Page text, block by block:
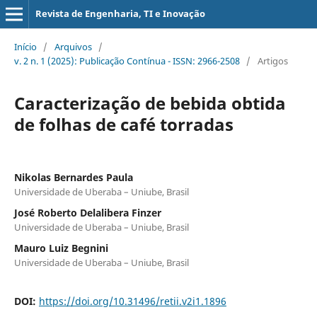
Revista de Engenharia, TI e Inovação
Início / Arquivos /
v. 2 n. 1 (2025): Publicação Contínua - ISSN: 2966-2508 / Artigos
Caracterização de bebida obtida
de folhas de café torradas
Nikolas Bernardes Paula
Universidade de Uberaba – Uniube, Brasil
José Roberto Delalibera Finzer
Universidade de Uberaba – Uniube, Brasil
Mauro Luiz Begnini
Universidade de Uberaba – Uniube, Brasil
DOI: https://doi.org/10.31496/retii.v2i1.1896